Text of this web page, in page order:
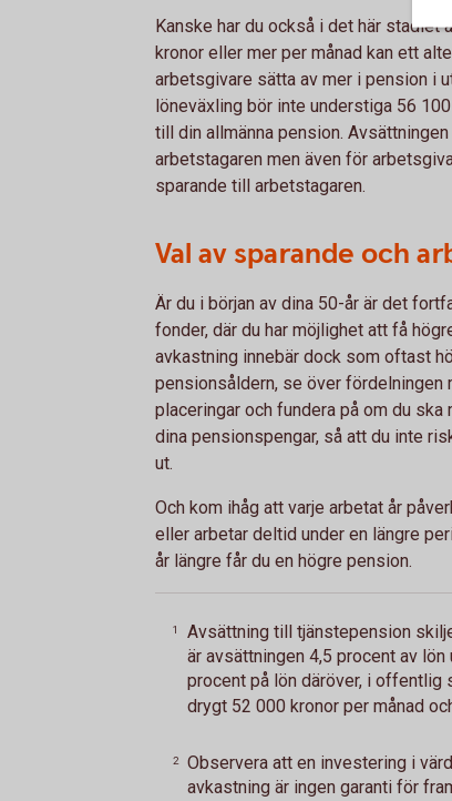
Kanske har du också i det här stadiet
kronor eller mer per månad kan ett
arbetsgivare sätta av mer i pension i
löneväxling bör inte understiga 56
till din allmänna pension.
arbetstagaren men även för
sparande till arbetstagaren.
Val av sparande och
Är du i början av dina 50-år är det
fonder, där du har möjlighet att få
avkastning innebär dock som oftast
pensionsåldern, se över fördelningen
placeringar och fundera på om du
dina pensionspengar, så att du inte
ut.
Och kom ihåg att varje arbetat år
eller arbetar deltid under en längre
år längre får du en högre pension.
1
Avsättning till tjänstepension
är avsättningen 4,5 procent av
procent på lön däröver, i offentlig
drygt 52 000 kronor per månad
2
Observera att en investering i
avkastning är ingen garanti för